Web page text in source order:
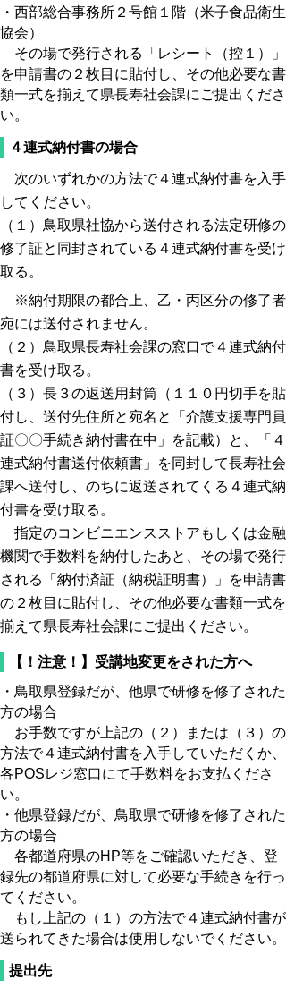
・西部総合事務所２号館１階（米子食品衛生
協会）
その場で発行される「レシート（控１）」
を申請書の２枚目に貼付し、その他必要な書
類一式を揃えて県長寿社会課にご提出くださ
い。
４連式納付書の場合
次のいずれかの方法で４連式納付書を入手
してください。
（１）鳥取県社協から送付される法定研修の
修了証と同封されている４連式納付書を受け
取る。
※納付期限の都合上、乙・丙区分の修了者
宛には送付されません。
（２）鳥取県長寿社会課の窓口で４連式納付
書を受け取る。
（３）長３の返送用封筒（１１０円切手を貼
付し、送付先住所と宛名と「介護支援専門員
証〇〇手続き納付書在中」を記載）と、「４
連式納付書送付依頼書」を同封して長寿社会
課へ送付し、のちに返送されてくる４連式納
付書を受け取る。
指定のコンビニエンスストアもしくは金融
機関で手数料を納付したあと、その場で発行
される「納付済証（納税証明書）」を申請書
の２枚目に貼付し、その他必要な書類一式を
揃えて県長寿社会課にご提出ください。
【！注意！】受講地変更をされた方へ
・鳥取県登録だが、他県で研修を修了された
方の場合
お手数ですが上記の（２）または（３）の
方法で４連式納付書を入手していただくか、
各POSレジ窓口にて手数料をお支払くださ
い。
・他県登録だが、鳥取県で研修を修了された
方の場合
各都道府県のHP等をご確認いただき、登
録先の都道府県に対して必要な手続きを行っ
てください。
もし上記の（１）の方法で４連式納付書が
送られてきた場合は使用しないでください。
提出先